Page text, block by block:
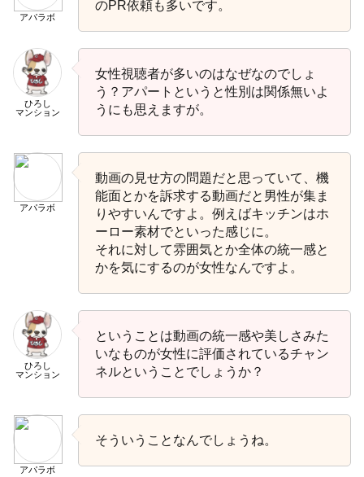
アパラボ
のPR依頼も多いです。
ひろし
マンション
女性視聴者が多いのはなぜなのでしょ
う？アパートというと性別は関係無いよ
うにも思えますが。
アパラボ
動画の見せ方の問題だと思っていて、機
能面とかを訴求する動画だと男性が集ま
りやすいんですよ。例えばキッチンはホ
ーロー素材でといった感じに。
それに対して雰囲気とか全体の統一感と
かを気にするのが女性なんですよ。
ひろし
マンション
ということは動画の統一感や美しさみた
いなものが女性に評価されているチャン
ネルということでしょうか？
アパラボ
そういうことなんでしょうね。